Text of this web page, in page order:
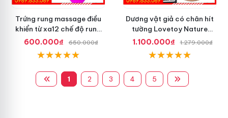
Trứng rung massage điều
khiển từ xa12 chế độ rung
Pretty Love
600.000₫ 650.000₫
Dương vật giả có chân hít
tường Lovetoy Nature
Cock dài 8.5 inch
1.100.000₫ 1.279.000₫
1 2 3 4 5